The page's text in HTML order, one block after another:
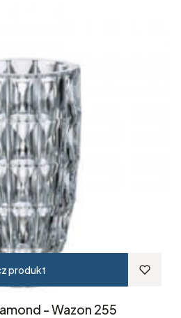
produkt
- Wazon 255